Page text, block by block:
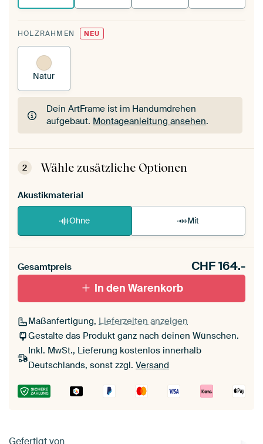
HOLZRAHMEN NEU
Natur
Dein ArtFrame ist im Handumdrehen
aufgebaut. Montageanleitung ansehen.
Dein ArtFrame ist im Handumdrehen
aufgebaut.Montageanleitung ansehen
2 Wähle zusätzliche Optionen
Akustikmaterial
Ohne Mit
Gesamtpreis CHF164.-
In den Warenkorb
Maßanfertigung, Lieferzeiten anzeigen
Gestalte das Produkt ganz nach deinen Wünschen.
Inkl. MwSt., Lieferung kostenlos innerhalb
Deutschlands, sonst zzgl. Versand
Gefertigt von